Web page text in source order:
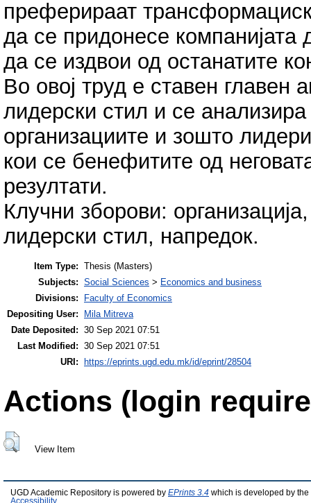
преферираат
да се придонесе компанијата
да се издвои од останатите
Во овој труд е ставен главен
лидерски стил и се
организациите и зошто
кои се бенефитите од
резултати.
Клучни зборови:
лидерски стил, напредок.
Item Type: Thesis (Masters)
Subjects: Social Sciences > Economics and business
Divisions:
Faculty of Economics
Depositing User:
Mila Mitreva
Date Deposited: 30 Sep 2021 07:51
Last Modified: 30 Sep 2021 07:51
URI:
https://eprints.ugd.edu.mk/id/eprint/28504
Actions (login
View Item
UGD Academic Repository is powered by EPrints 3.4 which is developed by the
Accessibility